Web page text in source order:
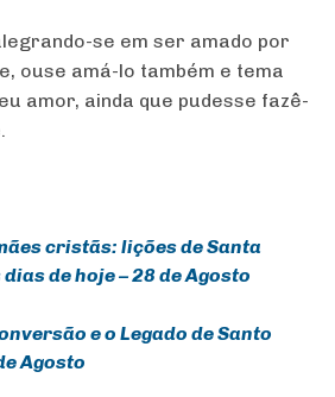
se em ser amado por
ouse amá-lo também e tema
amor, ainda que pudesse fazê-
cristãs: lições de Santa
de hoje – 28 de Agosto
e o Legado de Santo
Agosto